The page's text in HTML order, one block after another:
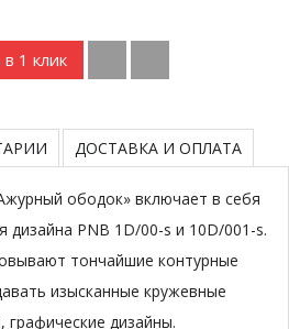
1 клик
ДОСТАВКА И ОПЛАТА
ободок» включает в себя
дизайна PNB 1D/00-s и 10D/001-s.
тончайшие контурные
изысканные кружевные
графические дизайны.